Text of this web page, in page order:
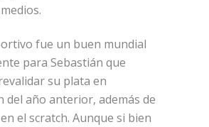
fue un buen mundial
para Sebastián que
su plata en
del año anterior, además de
el scratch. Aunque si bien